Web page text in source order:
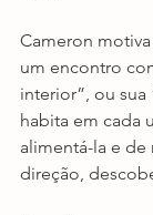
Cameron
um encontro
interior”, ou sua
habita em cada
alimentá-la e de
direção,